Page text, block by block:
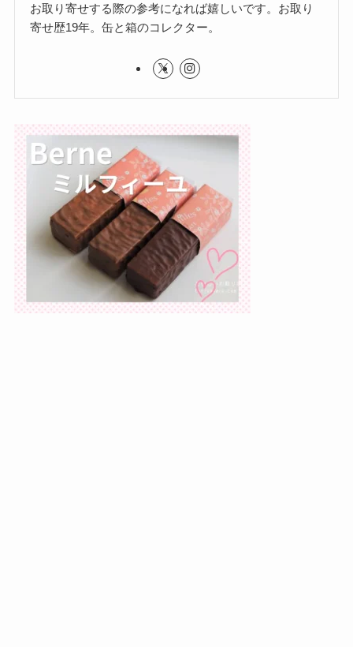
お取り寄せする際の参考になれば嬉しいです。お取り
寄せ歴19年。缶と箱のコレクター。